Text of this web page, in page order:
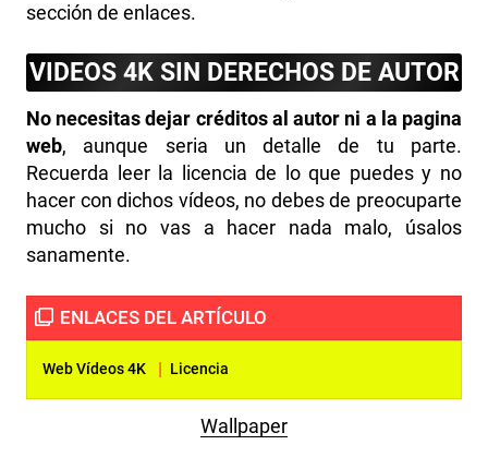
sección de enlaces.
VIDEOS 4K SIN DERECHOS DE AUTOR
No necesitas dejar créditos al autor ni a la pagina
web, aunque seria un detalle de tu parte.
Recuerda leer la licencia de lo que puedes y no
hacer con dichos vídeos, no debes de preocuparte
mucho si no vas a hacer nada malo, úsalos
sanamente.
Web Vídeos 4K | Licencia
Wallpaper